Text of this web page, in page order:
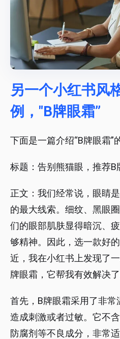
另一个小红书风
例，"B牌眼霜”
下面是一篇介绍“B牌眼霜”
标题：告别熊猫眼，推荐B
正文：我们经常说，眼睛
的最大线索。细纹、黑眼
们的眼部肌肤显得暗沉、
够精神。因此，选一款好
近，我在小红书上发现了
牌眼霜，它帮我有效解决了
首先，B牌眼霜采用了非
造成刺激或者过敏。它不
防腐剂等不良成分，非常